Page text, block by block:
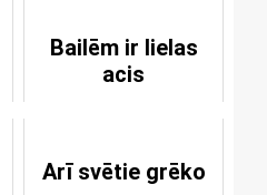
Bailēm ir lielas
acis
Arī svētie grēko